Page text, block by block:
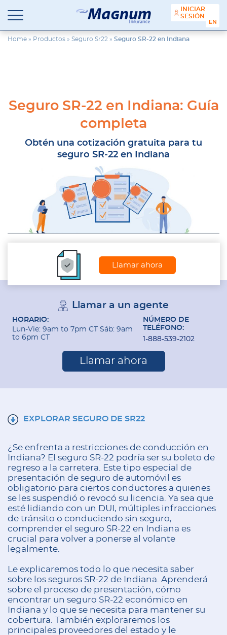
contenido
Seguros
Magnum
Agencia
de
INICIAR
SESIÓN
Home » Productos » Seguro Sr22 » Seguro SR-22 en Indiana
Seguro SR-22 en Indiana: Guía
completa
Obtén una cotización gratuita para tu
seguro SR-22 en Indiana
Llamar ahora
Llamar a un agente
HORARIO:
Lun-Vie: 9am to 7pm CT Sáb: 9am
to 6pm CT
NÚMERO DE
TELÉFONO:
1-888-539-2102
Llamar ahora
EXPLORAR SEGURO DE SR22
¿Se enfrenta a restricciones de conducción en
Indiana? El seguro SR-22 podría ser su boleto de
regreso a la carretera. Este tipo especial de
presentación de seguro de automóvil es
obligatorio para ciertos conductores a quienes
se les suspendió o revocó su licencia. Ya sea que
esté lidiando con un DUI, múltiples infracciones
de tránsito o conduciendo sin seguro,
comprender el seguro SR-22 en Indiana es
crucial para volver a ponerse al volante
legalmente.
Le explicaremos todo lo que necesita saber
sobre los seguros SR-22 de Indiana. Aprenderá
sobre el proceso de presentación, cómo
encontrar un seguro SR-22 económico en
Indiana y lo que se necesita para mantener su
cobertura. También exploraremos los
principales proveedores del estado y le